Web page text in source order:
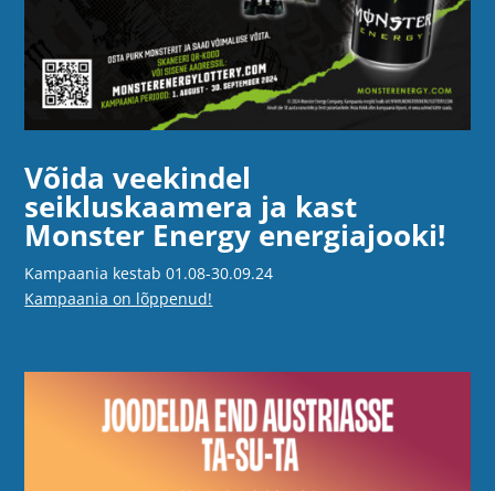
Võida veekindel
seikluskaamera ja kast
Monster Energy energiajooki!
Kampaania kestab 01.08-30.09.24
Kampaania on lõppenud!